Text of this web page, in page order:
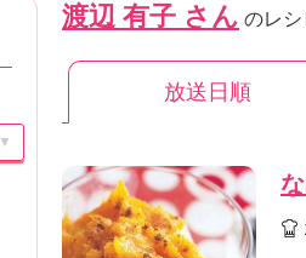
シ
を
よ
う
。
N
▼
渡辺 有子 さん のレ
放送日順